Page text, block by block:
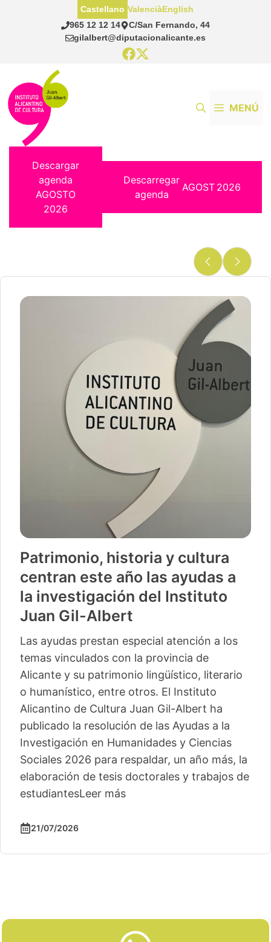
965 12 12 14
C/San Fernando, 44
gilalbert@diputacionalicante.es
Castellano ValenciàEnglish
MENÚ
Descargar
agenda
AGOSTO
2026
Descarregar
agenda
AGOST 2026
Patrimonio, historia y cultura
centran este año las ayudas a
la investigación del Instituto
Juan Gil-Albert
Las ayudas prestan especial atención a los
temas vinculados con la provincia de
Alicante y su patrimonio lingüístico, literario
o humanístico, entre otros. El Instituto
Alicantino de Cultura Juan Gil-Albert ha
publicado la resolución de las Ayudas a la
Investigación en Humanidades y Ciencias
Sociales 2026 para respaldar, un año más, la
elaboración de tesis doctorales y trabajos de
estudiantesLeer más
21/07/2026